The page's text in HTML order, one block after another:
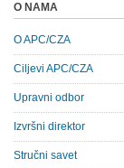
O NAMA
O APC/CZA
Ciljevi APC/CZA
Upravni odbor
Izvršni direktor
Stručni savet